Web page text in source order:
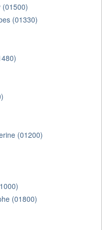
(01500)
(01330)
(01200)
(01800)